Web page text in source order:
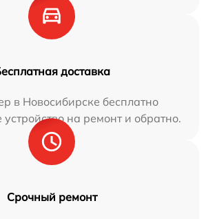
доставка
в Новосибирске бесплатно
на ремонт и обратно.
Срочный ремонт